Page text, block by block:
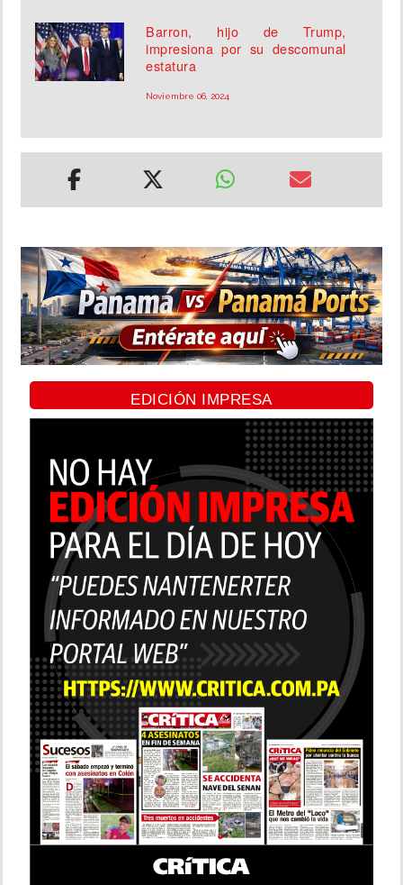
Barron, hijo de Trump,
impresiona por su descomunal
estatura
Noviembre 06, 2024
EDICIÓN IMPRESA